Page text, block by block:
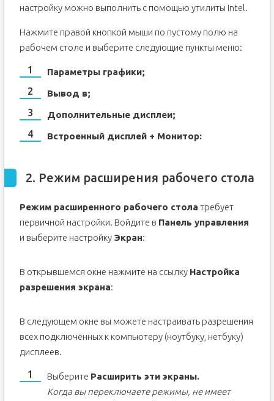
настройку можно выполнить с помощью утилиты Intel.
Нажмите правой кнопкой мыши по пустому полю на
рабочем столе и выберите следующие пункты меню:
Параметры графики;
Вывод в;
Дополнительные дисплеи;
Встроенный дисплей + Монитор:
2. Режим расширения рабочего стола
Режим расширенного рабочего стола требует
первичной настройки. Войдите в Панель управления
и выберите настройку Экран:
В открывшемся окне нажмите на ссылку Настройка
разрешения экрана:
В следующем окне вы можете настраивать разрешения
всех подключённых к компьютеру (ноутбуку, нетбуку)
дисплеев.
Выберите Расширить эти экраны.
Когда вы переключаете режимы, не имеет